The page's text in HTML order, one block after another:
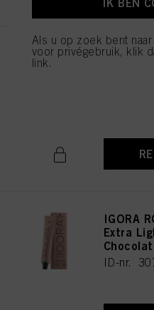
IGORA
IGORA
Extra
ID-nr.
IK BEN
Als u op zoek bent
voor privégebruik, klik
link.